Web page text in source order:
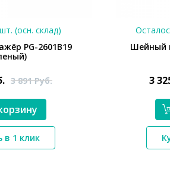
*}
(осн. склад)
PG-2601B19
3 891Руб.
в 1 клик
Шейный
3